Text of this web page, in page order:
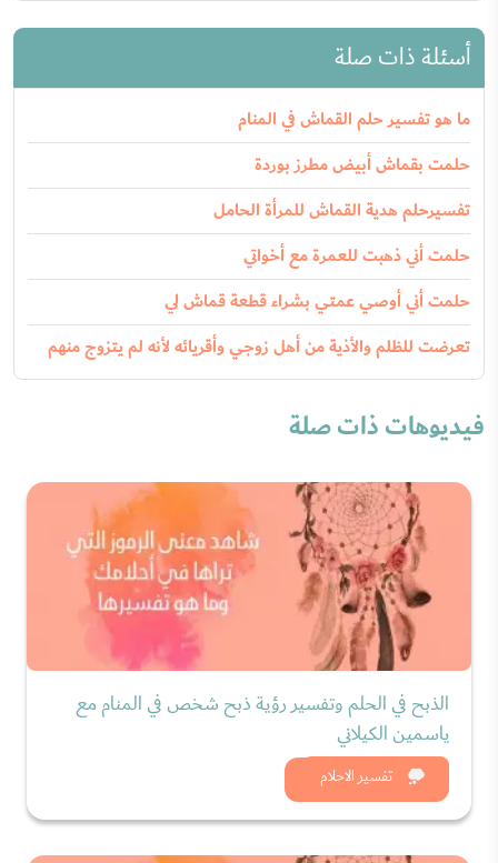
أسئلة ذات صلة
ما هو تفسير حلم القماش في المنام
حلمت بقماش أبيض مطرز بوردة
تفسيرحلم هدية القماش للمرأة الحامل
حلمت أني ذهبت للعمرة مع أخواتي
حلمت أني أوصي عمتي بشراء قطعة قماش لي
تعرضت للظلم والأذية من أهل زوجي وأقريائه لأنه لم يتزوج منهم
فيديوهات ذات صلة
تفسير الاحلام
الذبح في الحلم وتفسير رؤية ذبح شخص في المنام مع
ياسمين الكيلاني
شاهد الان